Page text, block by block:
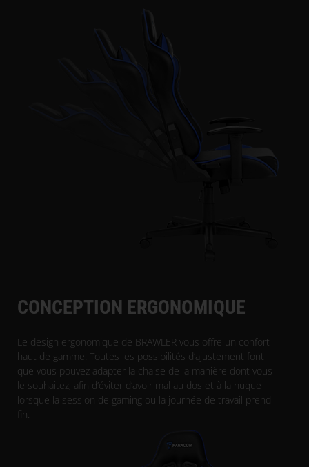
CONCEPTION ERGONOMIQUE
Le design ergonomique de BRAWLER vous offre un confort
haut de gamme. Toutes les possibilités d’ajustement font
que vous pouvez adapter la chaise de la manière dont vous
le souhaitez, afin d’éviter d’avoir mal au dos et à la nuque
lorsque la session de gaming ou la journée de travail prend
fin.